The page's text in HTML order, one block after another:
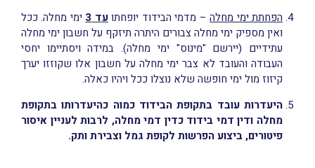
הפחתת ימי מחלה– מדמי הבידוד יופחתועד 3
ימי מחלה. ככל
ואין מספיק ימי מחלה צבורים היתרה תיזקף על חשבון ימי מחלה
עתידיים (יירשם "מינוס" ימי מחלה). במידה ויסתיימו יחסי
העבודה והעובד לא צבר ימי מחלה על חשבון אלו שקוזזו יערך
קיזוז מול ימי חופשה שלא נוצלו ככל ויהיו כאלה.
היעדרות עובד בתקופת הבידוד כמוה כהיעדרותו בתקופת
מחלה ודין דמי בידוד כדין דמי מחלה, לרבות לעניין איסור
פיטורים, ביצוע הפרשות לקופת גמל וצבירת ותק.